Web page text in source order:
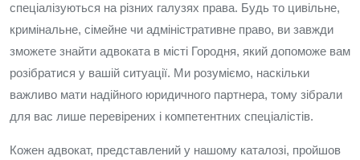
спеціалізуються на різних галузях права. Будь то цивільне,
кримінальне, сімейне чи адміністративне право, ви завжди
зможете знайти адвоката в місті Городня, який допоможе вам
розібратися у вашій ситуації. Ми розуміємо, наскільки
важливо мати надійного юридичного партнера, тому зібрали
для вас лише перевірених і компетентних спеціалістів.
Кожен адвокат, представлений у нашому каталозі, пройшов